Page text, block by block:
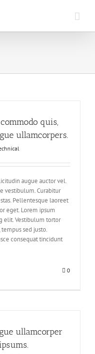
quis,
ullamcorpers.
augue auctor vel.
vestibulum. Curabitur
Pellentesque laoreet
eget. Lorem ipsum
elit. Vestibulum tortor
sed justo.
consequat tincidunt
0
ullamcorper